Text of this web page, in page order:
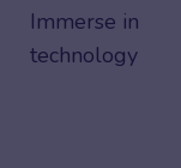
Immerse in
technology